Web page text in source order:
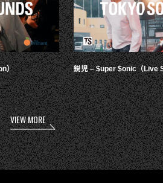
） 鋭児 – $uper $onic（Live
VIEW MORE